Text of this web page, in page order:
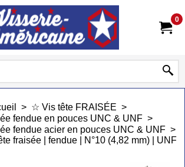
0
> ☆ Vis tête FRAISÉE >
fendue en pouces UNC & UNF >
fendue acier en pouces UNC & UNF >
fraisée | fendue | N°10 (4,82 mm) | UNF